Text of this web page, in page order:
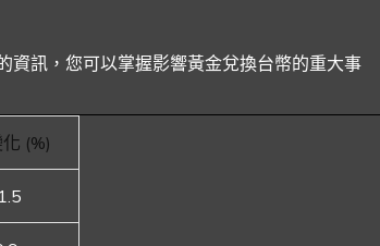
資訊，您可以掌握影響黃金兌換台幣的重大事
(%)